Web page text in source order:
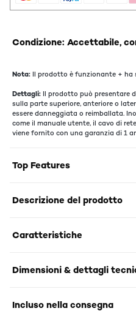
Condizione: Accettabile,
Nota: Il prodotto è funzionante + ha
Dettagli: Il prodotto può presentare
sulla parte superiore, anteriore o
essere danneggiata o reimballata.
come il manuale utente, il cavo di
viene fornito con una garanzia di 1
Top Features
Descrizione del prodotto
Caratteristiche
Dimensioni & dettagli
Incluso nella consegna